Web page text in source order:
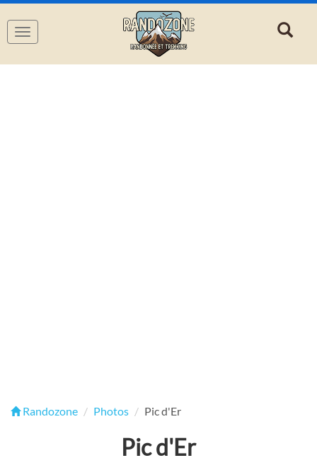
Navigation
Randozone Photos Pic d'Er
Pic d'Er